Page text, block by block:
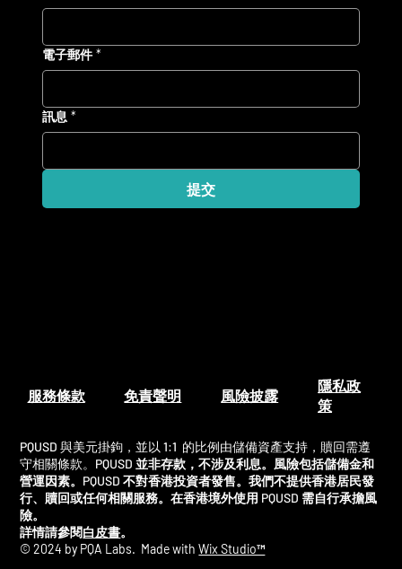
服務條款 免責聲明 風險披露
隱私政
策
電子郵件 *
訊息 *
提交
PQUSD 與美元掛鉤，並以1:1 的比例由儲備資產支持， 贖回需遵
守相關條款。 PQUSD並非存款，不涉及利息。風險包括儲備金和
營運因素。 PQUSD 不對香港投資者發售。我們不提供香港居民發
行、贖回或任何相關服務。在香港境外使用 PQUSD 需自行承擔風
險。
詳情請參閱白皮書。
© 2024 by PQA Labs. Made withWix Studio™